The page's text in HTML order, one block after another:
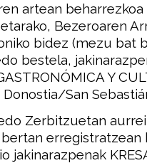
artean
Bezeroaren
bidez (mezu bat
bestela,
Y
Donostia/San
Zerbitzuetan
jakinarazpenak